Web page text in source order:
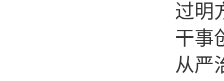
过明
干事
从严